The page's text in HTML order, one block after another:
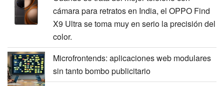
cámara para retratos en India, el OPPO Find
X9 Ultra se toma muy en serio la precisión del
color.
Microfrontends: aplicaciones web modulares
sin tanto bombo publicitario